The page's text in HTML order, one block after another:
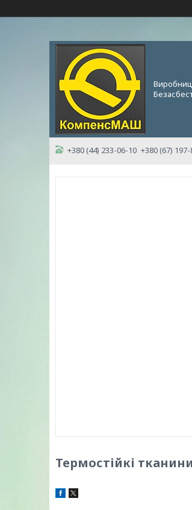
+380 (44) 233-06-10 +380 (67)
Термостійкі тканини